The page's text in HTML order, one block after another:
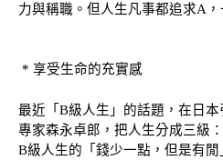
力與稱職。但人生凡事都追求A
* 享受生命的充實感
最近「 B級人生」的話題，在日
專家森永卓郎，把人生分成三級
B級人生的「錢少一點，但是有閒